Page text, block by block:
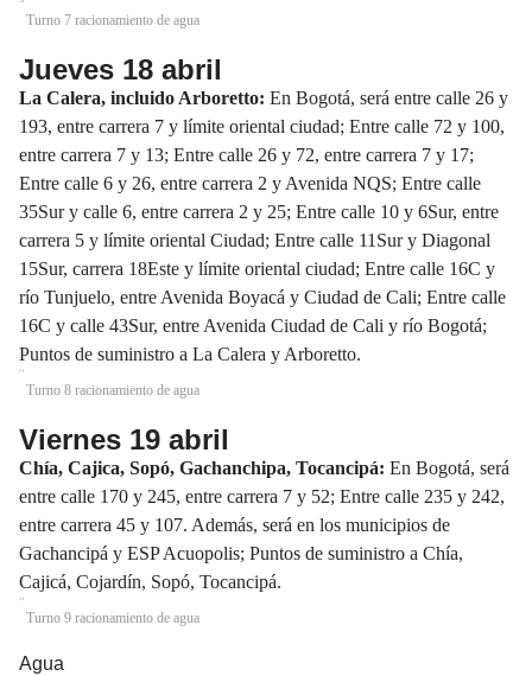
Turno 7 racionamiento de agua
Jueves 18 abril
La Calera, incluido Arboretto: En Bogotá, será entre calle 26 y
193, entre carrera 7 y límite oriental ciudad; Entre calle 72 y 100,
entre carrera 7 y 13; Entre calle 26 y 72, entre carrera 7 y 17;
Entre calle 6 y 26, entre carrera 2 y Avenida NQS; Entre calle
35Sur y calle 6, entre carrera 2 y 25; Entre calle 10 y 6Sur, entre
carrera 5 y límite oriental Ciudad; Entre calle 11Sur y Diagonal
15Sur, carrera 18Este y límite oriental ciudad; Entre calle 16C y
río Tunjuelo, entre Avenida Boyacá y Ciudad de Cali; Entre calle
16C y calle 43Sur, entre Avenida Ciudad de Cali y río Bogotá;
Puntos de suministro a La Calera y Arboretto.
Turno 8 racionamiento de agua
Viernes 19 abril
Chía, Cajica, Sopó, Gachanchipa, Tocancipá: En Bogotá, será
entre calle 170 y 245, entre carrera 7 y 52; Entre calle 235 y 242,
entre carrera 45 y 107. Además, será en los municipios de
Gachancipá y ESP Acuopolis; Puntos de suministro a Chía,
Cajicá, Cojardín, Sopó, Tocancipá.
Turno 9 racionamiento de agua
Agua